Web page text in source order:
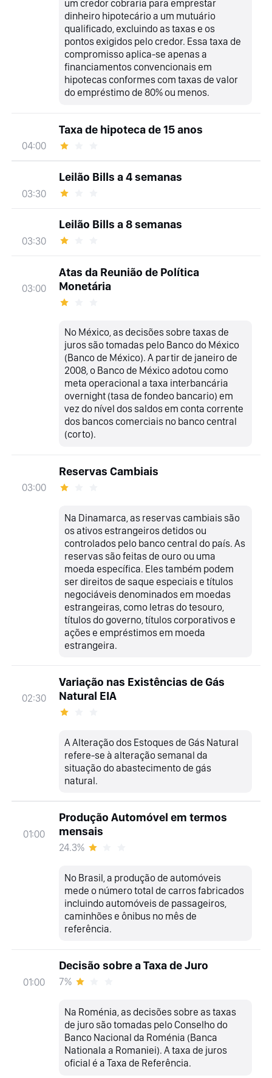
um credor cobraria para emprestar
dinheiro hipotecário a um mutuário
qualificado, excluindo as taxas e os
pontos exigidos pelo credor. Essa taxa de
compromisso aplica-se apenas a
financiamentos convencionais em
hipotecas conformes com taxas de valor
do empréstimo de 80% ou menos.
04:00
Taxa de hipoteca de 15 anos
03:30
Leilão Bills a 4 semanas
03:30
Leilão Bills a 8 semanas
03:00
Atas da Reunião de Política
Monetária
No México, as decisões sobre taxas de
juros são tomadas pelo Banco do México
(Banco de México). A partir de janeiro de
2008, o Banco de México adotou como
meta operacional a taxa interbancária
overnight (tasa de fondeo bancario) em
vez do nível dos saldos em conta corrente
dos bancos comerciais no banco central
(corto).
03:00
Reservas Cambiais
Na Dinamarca, as reservas cambiais são
os ativos estrangeiros detidos ou
controlados pelo banco central do país. As
reservas são feitas de ouro ou uma
moeda específica. Eles também podem
ser direitos de saque especiais e títulos
negociáveis denominados em moedas
estrangeiras, como letras do tesouro,
títulos do governo, títulos corporativos e
ações e empréstimos em moeda
estrangeira.
02:30
Variação nas Existências de Gás
Natural EIA
A Alteração dos Estoques de Gás Natural
refere-se à alteração semanal da
situação do abastecimento de gás
natural.
01:00
Produção Automóvel em termos
mensais
24.3%
No Brasil, a produção de automóveis
mede o número total de carros fabricados
incluindo automóveis de passageiros,
caminhões e ônibus no mês de
referência.
01:00
Decisão sobre a Taxa de Juro
7%
Na Roménia, as decisões sobre as taxas
de juro são tomadas pelo Conselho do
Banco Nacional da Roménia (Banca
Nationala a Romaniei). A taxa de juros
oficial é a Taxa de Referência.